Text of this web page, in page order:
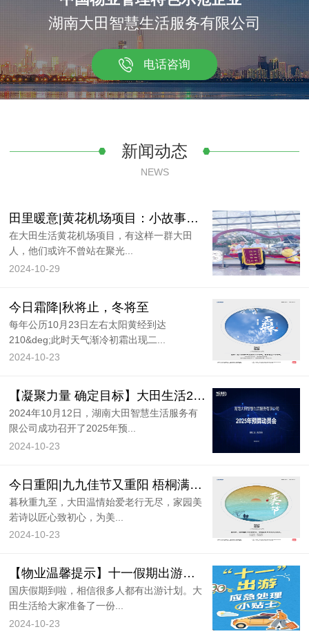
湖南大田智慧生活服务有限公司
电话咨询
新闻动态
NEWS
田里暖意|黄花机场项目：小故事大感动，机场里的温情时刻
在大田生活黄花机场项目，有这样一群大田
人，他们或许不曾站在聚光...
2024-10-29
今日霜降|秋将止，冬将至
每年公历10月23日左右太阳黄经到达
210&deg;此时天气渐冷初霜出现二...
2024-10-23
【凝聚力量 确定目标】大田生活2025年预算动员培训会圆满召开！
2024年10月12日，湖南大田智慧生活服务有
限公司成功召开了2025年预...
2024-10-23
今日重阳|九九佳节又重阳 梧桐满枝菊酒香
暮秋重九至，大田温情始爱老行无尽，家园美
若诗以匠心致初心，为美...
2024-10-23
【物业温馨提示】十一假期出游，这些应急安全小贴士快收藏！
国庆假期到啦，相信很多人都有出游计划。大
田生活给大家准备了一份...
2024-10-23